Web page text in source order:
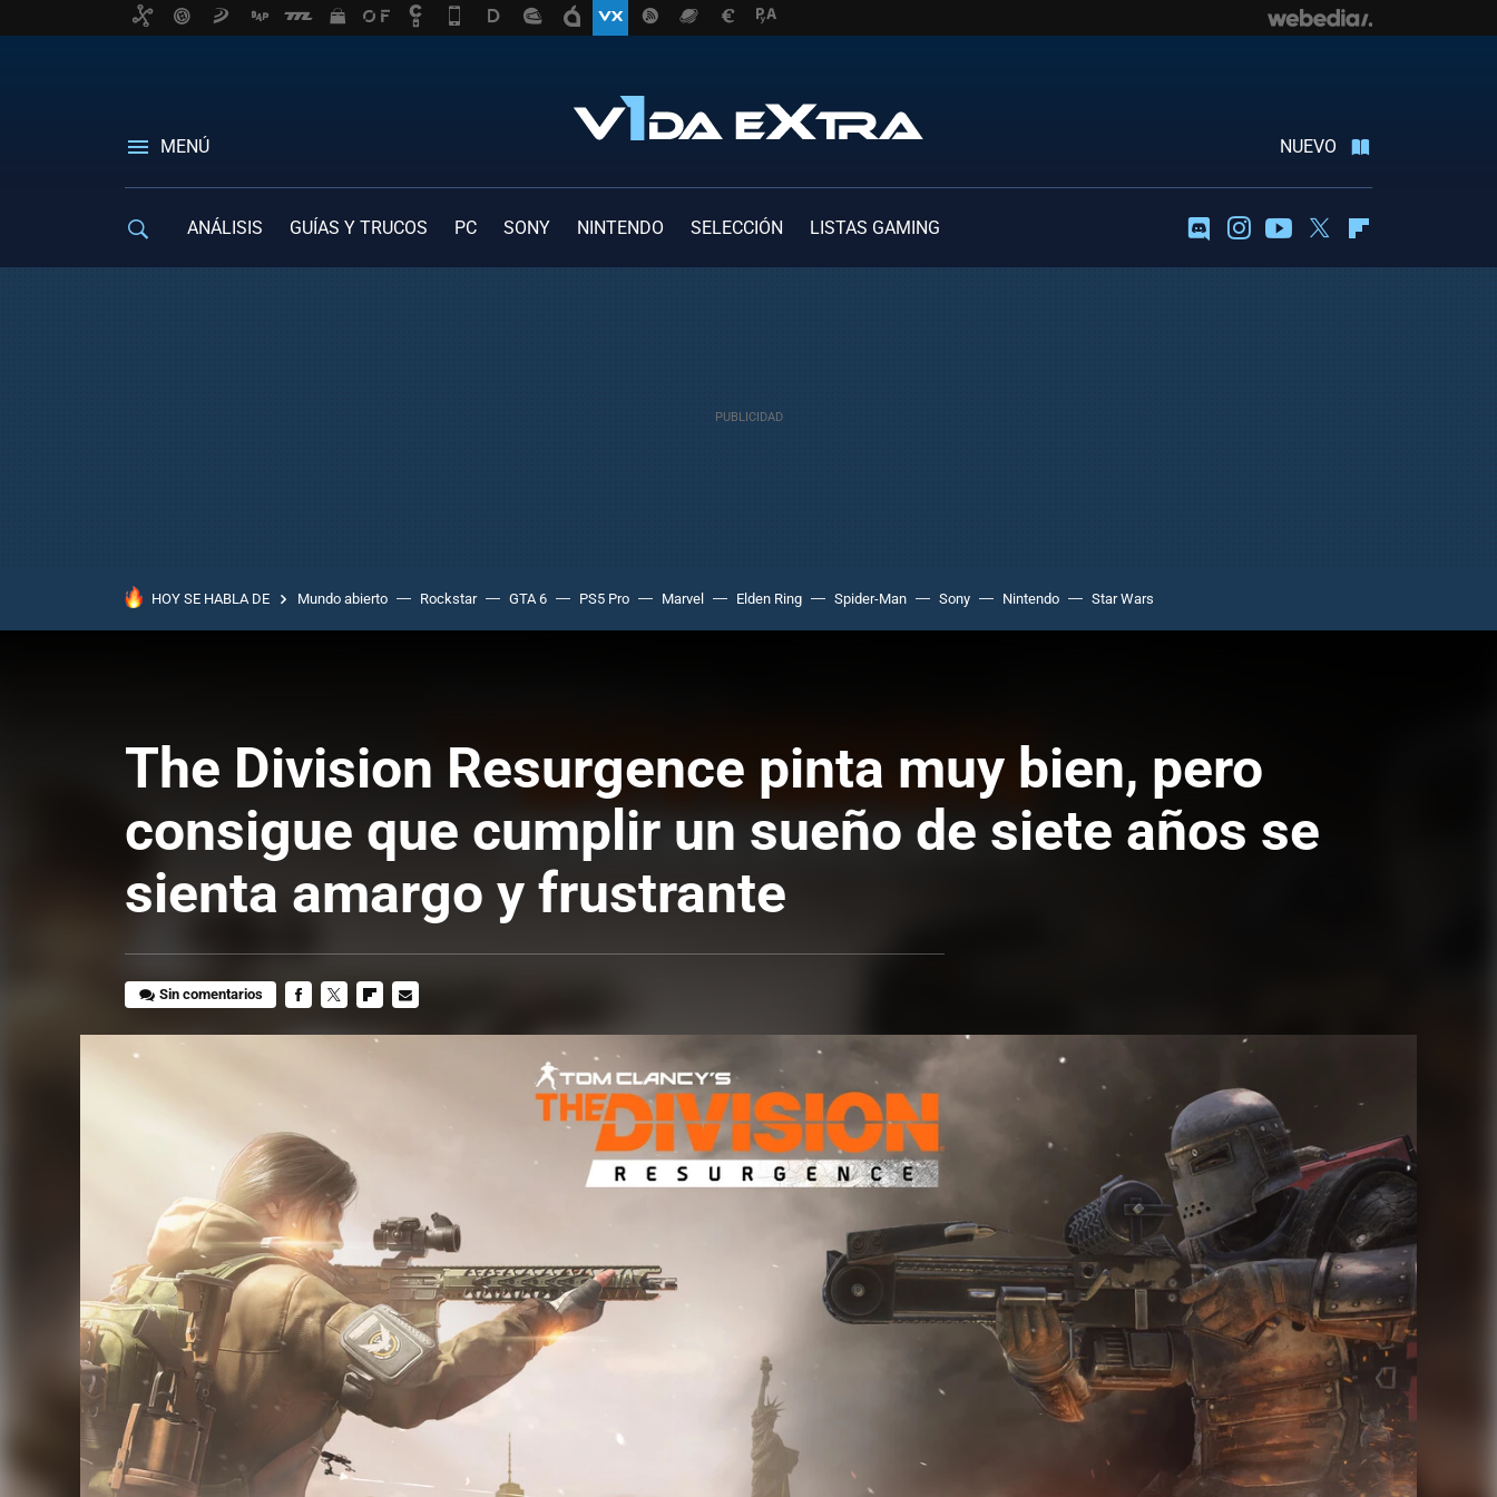
MENÚ NUEVO
ANÁLISIS GUÍAS Y TRUCOS PC SONY NINTENDO SELECCIÓN LISTAS GAMING DiscordInstagramYoutubeTwitter
HOY SE HABLA DE Mundo abierto Rockstar GTA 6 PS5 Pro Marvel Elden Ring Spider-Man Sony Nintendo Star Wars
The Division Resurgence pinta muy bien, pero
consigue que cumplir un sueño de siete años se
sienta amargo y frustrante
Sin comentarios